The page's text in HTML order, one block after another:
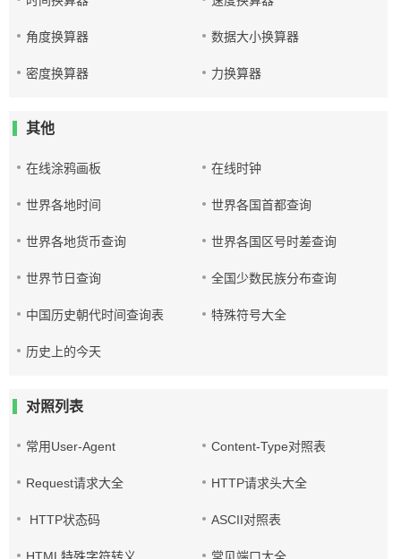
角度换算器 数据大小换算器
密度换算器 力换算器
其他
在线涂鸦画板 在线时钟
世界各地时间 世界各国首都查询
世界各地货币查询 世界各国区号时差查询
世界节日查询 全国少数民族分布查询
中国历史朝代时间查询表 特殊符号大全
历史上的今天
对照列表
常用User-Agent Content-Type对照表
Request请求大全 HTTP请求头大全
HTTP状态码 ASCII对照表